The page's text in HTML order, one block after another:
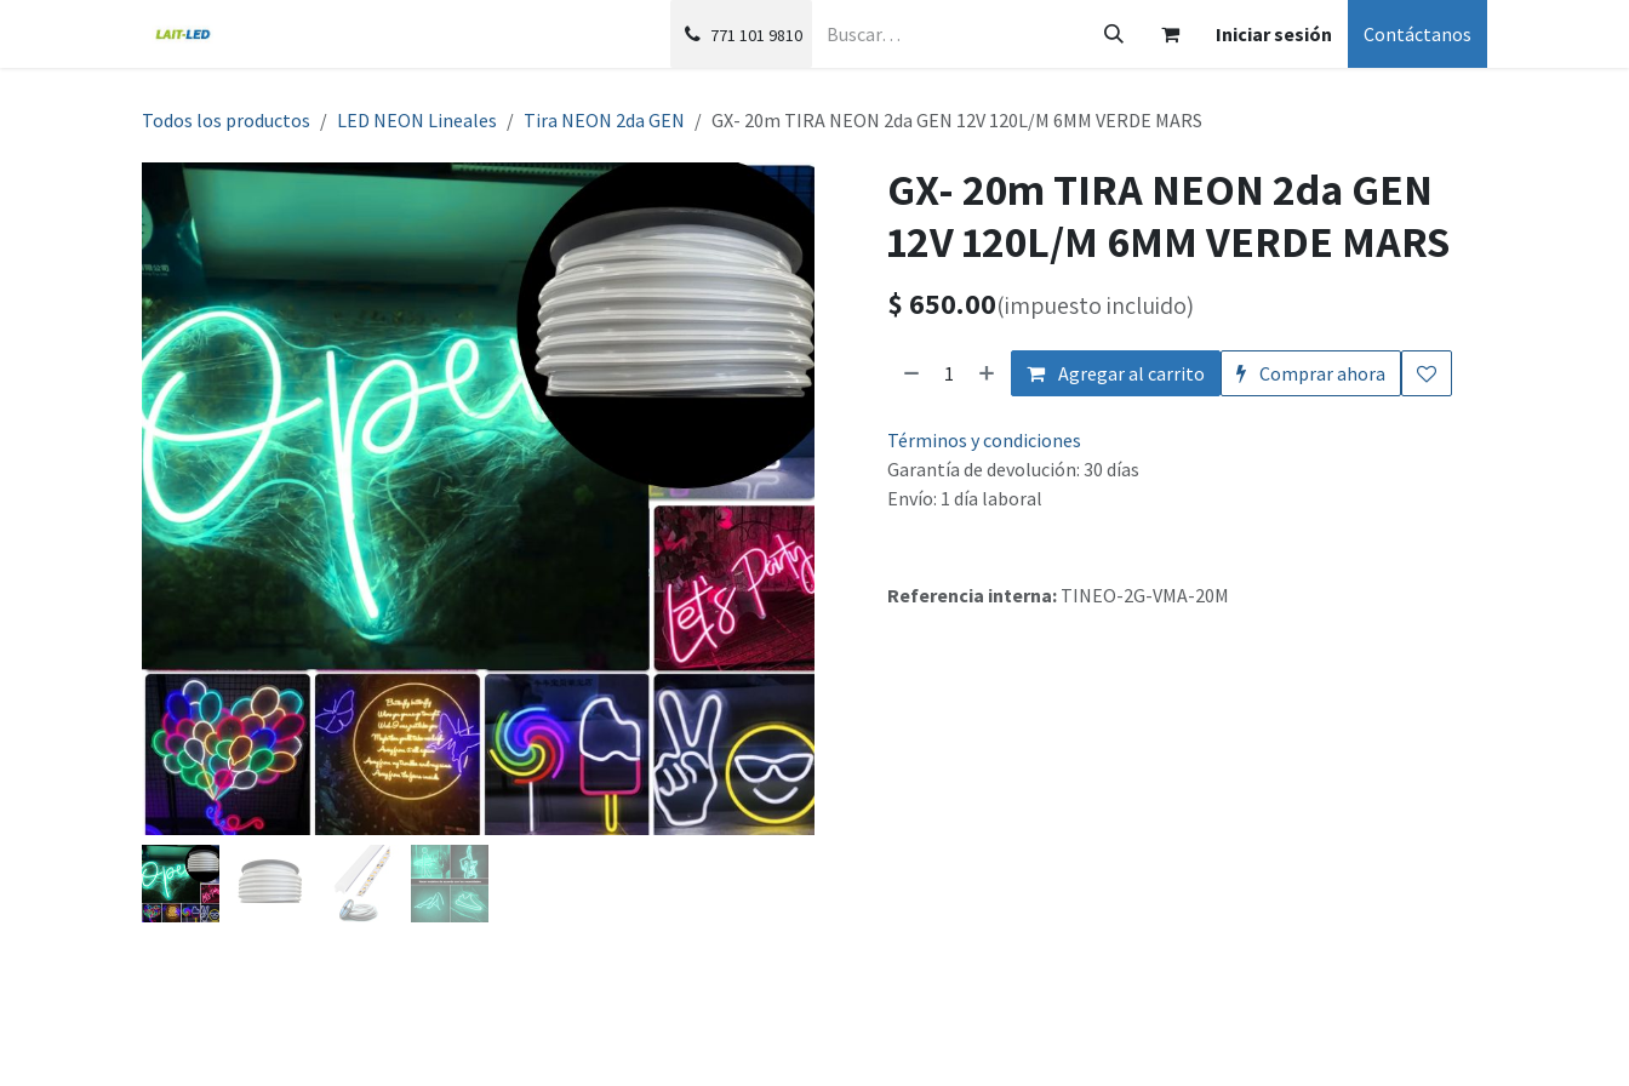
771 101 9810 Iniciar sesión Contáctanos
Todos los productos LED NEON Lineales Tira NEON 2da GEN GX- 20m TIRA NEON 2da GEN 12V 120L/M 6MM VERDE MARS
GX- 20m TIRA NEON 2da GEN
12V 120L/M 6MM VERDE MARS
$ 650.00(impuesto incluido)
Agregar al carrito Comprar ahora
Términos y condiciones
Garantía de devolución: 30 días
Envío: 1 día laboral
Referencia interna: TINEO-2G-VMA-20M